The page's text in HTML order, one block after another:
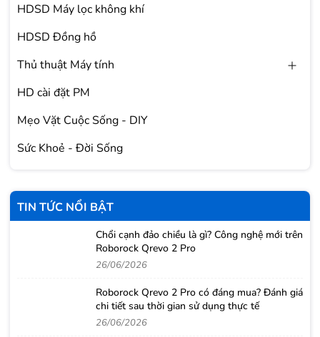
HDSD Máy lọc không khí
HDSD Đồng hồ
Thủ thuật Máy tính
HD cài đặt PM
Mẹo Vặt Cuộc Sống - DIY
Sức Khoẻ - Đời Sống
TIN TỨC NỔI BẬT
Chổi cạnh đảo chiều là gì? Công nghệ mới trên
Roborock Qrevo 2 Pro
26/06/2026
Roborock Qrevo 2 Pro có đáng mua? Đánh giá
chi tiết sau thời gian sử dụng thực tế
26/06/2026